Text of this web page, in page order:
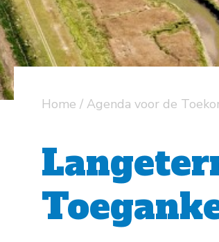
Home / Agenda voor de